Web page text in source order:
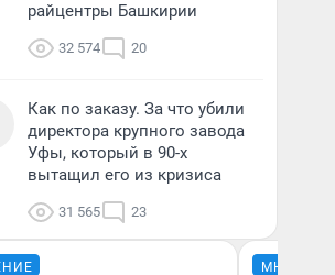
райцентры Башкирии
32 574 20
Как по заказу. За что убили
директора крупного завода
Уфы, который в 90-х
вытащил его из кризиса
31 565 23
МНЕНИЕ